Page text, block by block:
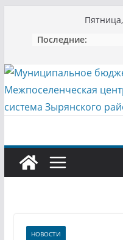
содержимому
Последние:
НОВОСТИ